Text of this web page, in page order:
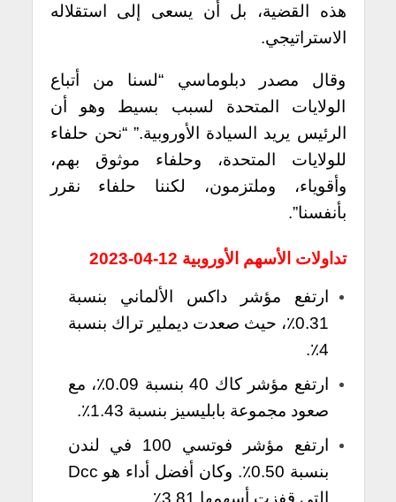
هذه القضية، بل أن يسعى إلى استقلاله
الاستراتيجي.
وقال مصدر دبلوماسي “لسنا من أتباع
الولايات المتحدة لسبب بسيط وهو أن
الرئيس يريد السيادة الأوروبية.” “نحن حلفاء
للولايات المتحدة، وحلفاء موثوق بهم،
وأقوياء، وملتزمون، لكننا حلفاء نقرر
بأنفسنا”.
تداولات الأسهم الأوروبية 12-04-2023
ارتفع مؤشر داكس الألماني بنسبة
0.31٪، حيث صعدت ديملير تراك بنسبة
4٪.
ارتفع مؤشر كاك 40 بنسبة 0.09٪، مع
صعود مجموعة بابليسيز بنسبة 1.43٪.
ارتفع مؤشر فوتسي 100 في لندن
بنسبة 0.50٪. وكان أفضل أداء هو Dcc
التي قفزت أسهمها 3.81٪.